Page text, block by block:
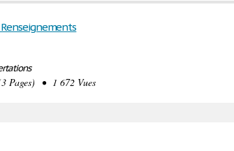
Pages) • 1 672 Vues